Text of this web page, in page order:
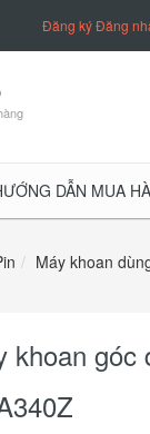
Đăng kýĐăng
DẪN MUA
Máy khoan
khoan góc